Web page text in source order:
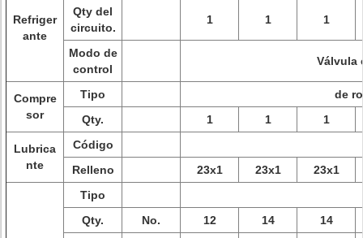
Refriger
ante
Qty del
circuito.
1 1 1
Modo de
control
Válvula
Compre
sor
Tipo
de
Qty.
1 1 1
Lubrica
nte
Código
Relleno
23x1 23x1 23x1
Tipo
Qty.
No. 12 14
14